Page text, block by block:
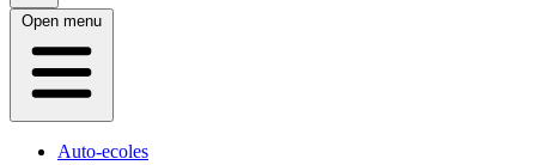
Open menu
Auto-ecoles